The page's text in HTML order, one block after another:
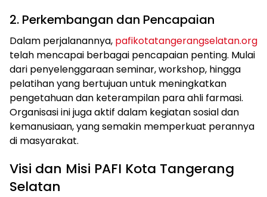
2. Perkembangan dan Pencapaian
Dalam perjalanannya, pafikotatangerangselatan.org
telah mencapai berbagai pencapaian penting. Mulai
dari penyelenggaraan seminar, workshop, hingga
pelatihan yang bertujuan untuk meningkatkan
pengetahuan dan keterampilan para ahli farmasi.
Organisasi ini juga aktif dalam kegiatan sosial dan
kemanusiaan, yang semakin memperkuat perannya
di masyarakat.
Visi dan Misi PAFI Kota Tangerang
Selatan